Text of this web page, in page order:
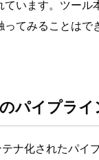
ています。ツール
ってみることはで
パイプラ
ナ化されたパイ